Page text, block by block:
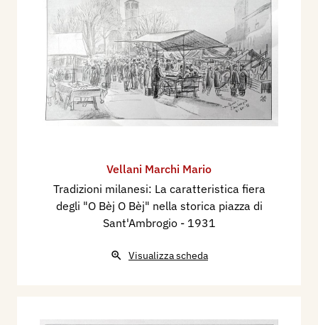
Vellani Marchi Mario
Tradizioni milanesi: La caratteristica fiera
degli "O Bèj O Bèj" nella storica piazza di
Sant'Ambrogio - 1931
Visualizza scheda